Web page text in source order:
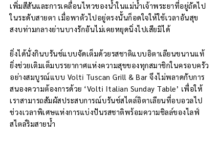
เพิ่มสีสันและการเคลื่อนไหวของน้ำในแม่น้ำเจ้าพระยาที่อยู่ถัดไป
ในระดับสายตา เมื่อพาตัวไปอยู่ตรงนั้นก็อดใจให้ใช้เวลาอันสุข
สงบท่ามกลางย่านบางรักอันไม่เคยหยุดนิ่งไปเสียมิได้
ยิ่งได้นั่งกินบรันช์แบบจัดเต็มด้วยรสชาติแบบอิตาเลียนขนานแท้
ยิ่งช่วยเติมเต็มบรรยากาศแห่งความสุขของทุกสมาชิกในครอบครัว
อย่างสมบูรณ์แบบ Volti Tuscan Grill & Bar จึงไม่พลาดกับการ
สนองความต้องการด้วย ‘Volti Italian Sunday Table’ เพื่อให้
เราสามารถสัมผัสประสบการณ์บรันช์สไตล์อิตาเลียนที่อบอวลไป
ช่วงเวลาพิเศษแห่งการแบ่งปันรสชาติพร้อมความชิลล์ของไลฟ์
สไตล์ริมสายน้ำ